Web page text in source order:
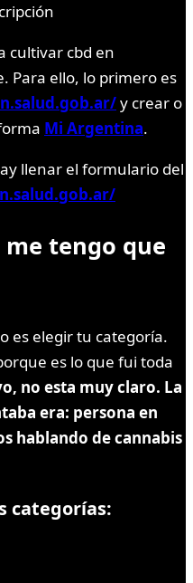
cultivar cbd en
Para ello, lo primero es
y crear o
Mi Argentina.
llenar el formulario del
me tengo que
es elegir tu categoría.
es lo que fui toda
no esta muy claro. La
era: persona en
hablando de cannabis
categorías: